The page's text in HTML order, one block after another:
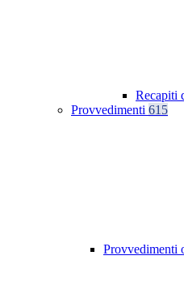
Recapiti
Provvedimenti 615
Provvedimenti